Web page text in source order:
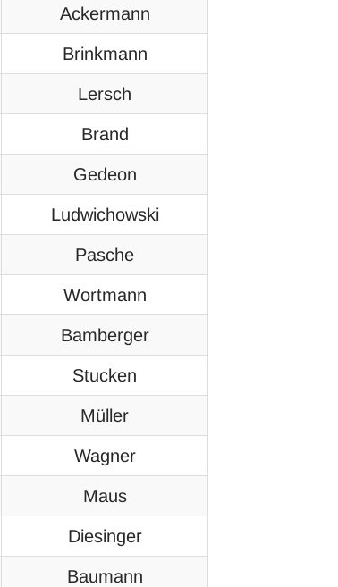
Ackermann
Brinkmann
Lersch
Brand
Gedeon
Ludwichowski
Pasche
Wortmann
Bamberger
Stucken
Müller
Wagner
Maus
Diesinger
Baumann